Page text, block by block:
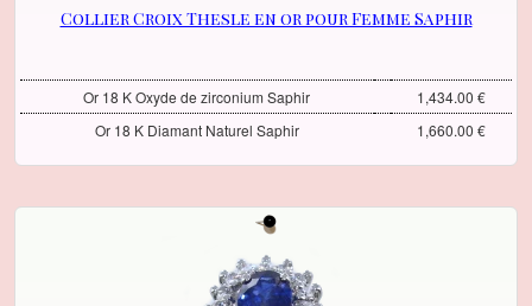
Collier Croix Thesle en or pour Femme Saphir
Or 18 K Oxyde de zirconium Saphir
1,434.00 €
Or 18 K Diamant Naturel Saphir
1,660.00 €